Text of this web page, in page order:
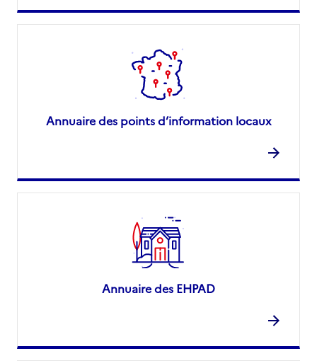
Annuaire des points d’information locaux
Annuaire des EHPAD